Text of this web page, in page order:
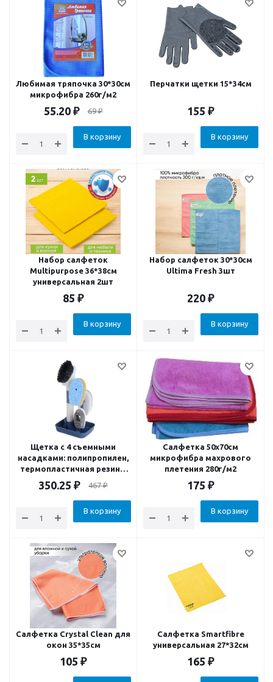
Любимая тряпочка 30*30см
микрофибра 260г/м2
55.20₽ 69₽
В корзину
Перчатки щетки 15*34см
155 ₽
В корзину
Набор салфеток
Multipurpose 36*38см
универсальная 2шт
85 ₽
В корзину
Набор салфеток 30*30см
Ultima Fresh 3шт
220 ₽
В корзину
Щетка с 4 съемными
насадками: полипропилен,
термопластичная резина,
поролон, нейлон
350.25 ₽ 467₽
В корзину
Салфетка 50х70см
микрофибра махрового
плетения 280г/м2
175 ₽
В корзину
Салфетка Crystal Clean для
окон 35*35см
105 ₽
Салфетка Smartfibre
универсальная 27*32см
165 ₽